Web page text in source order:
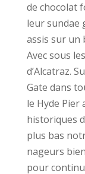
de chocolat
leur sundae
assis sur un
Avec sous
d’Alcatraz.
Gate dans
le Hyde Pier
historiques
plus bas
nageurs
pour